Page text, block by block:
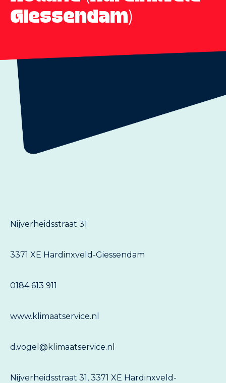
Giessendam)
Nijverheidsstraat 31
3371 XE Hardinxveld-Giessendam
0184 613 911
www.klimaatservice.nl
d.vogel@klimaatservice.nl
Nijverheidsstraat 31, 3371 XE Hardinxveld-